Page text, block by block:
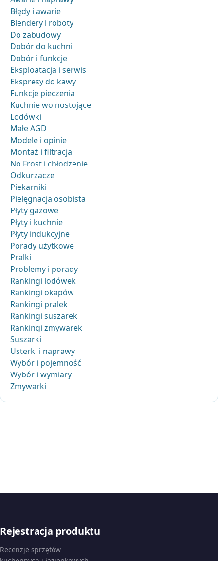
Błędy i awarie
Blendery i roboty
Do zabudowy
Dobór do kuchni
Dobór i funkcje
Eksploatacja i serwis
Ekspresy do kawy
Funkcje pieczenia
Kuchnie wolnostojące
Lodówki
Małe AGD
Modele i opinie
Montaż i filtracja
No Frost i chłodzenie
Odkurzacze
Piekarniki
Pielęgnacja osobista
Płyty gazowe
Płyty i kuchnie
Płyty indukcyjne
Porady użytkowe
Pralki
Problemy i porady
Rankingi lodówek
Rankingi okapów
Rankingi pralek
Rankingi suszarek
Rankingi zmywarek
Suszarki
Usterki i naprawy
Wybór i pojemność
Wybór i wymiary
Zmywarki
Rejestracja produktu
Recenzje sprzętów